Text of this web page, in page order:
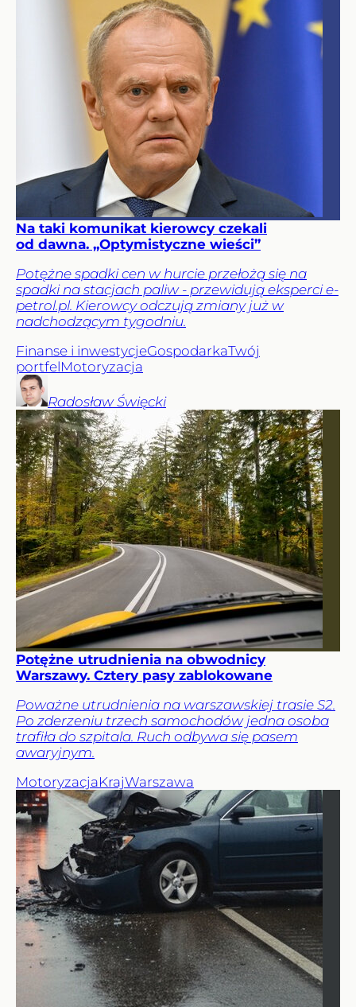
Na taki komunikat kierowcy czekali
od dawna. „Optymistyczne wieści”
Potężne spadki cen w hurcie przełożą się na
spadki na stacjach paliw - przewidują eksperci e-
petrol.pl. Kierowcy odczują zmiany już w
nadchodzącym tygodniu.
Finanse i inwestycjeGospodarkaTwój
portfelMotoryzacja
Radosław Święcki
Potężne utrudnienia na obwodnicy
Warszawy. Cztery pasy zablokowane
Poważne utrudnienia na warszawskiej trasie S2.
Po zderzeniu trzech samochodów jedna osoba
trafiła do szpitala. Ruch odbywa się pasem
awaryjnym.
MotoryzacjaKrajWarszawa